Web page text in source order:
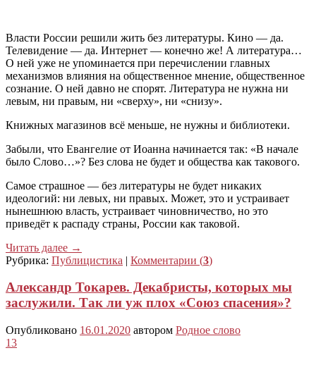
Власти России решили жить без литературы. Кино — да.
Телевидение — да. Интернет — конечно же! А литература…
О ней уже не упоминается при перечислении главных
механизмов влияния на общественное мнение, общественное
сознание. О ней давно не спорят. Литература не нужна ни
левым, ни правым, ни «сверху», ни «снизу».
Книжных магазинов всё меньше, не нужны и библиотеки.
Забыли, что Евангелие от Иоанна начинается так: «В начале
было Слово…»? Без слова не будет и общества как такового.
Самое страшное — без литературы не будет никаких
идеологий: ни левых, ни правых. Может, это и устраивает
нынешнюю власть, устраивает чиновничество, но это
приведёт к распаду страны, России как таковой.
Читать далее →
Рубрика: Публицистика | Комментарии (3)
Александр Токарев. Декабристы, которых мы
заслужили. Так ли уж плох «Союз спасения»?
Опубликовано 16.01.2020 автором Родное слово
13